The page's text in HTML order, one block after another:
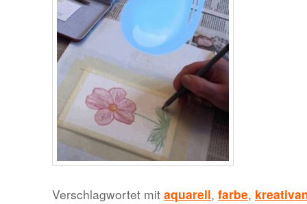
Verschlagwortet mit aquarell, farbe,